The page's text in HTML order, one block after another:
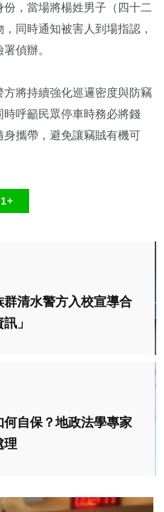
，當場將楊姓男子（四十二
同時通知被害人到場指認，
偵辦。
將持續強化巡邏密度與防竊
呼籲民眾停車時務必將錢
攜帶，避免讓竊賊有機可
1+
群清水警方入校宣導合
」
自保？地政法學專家
理